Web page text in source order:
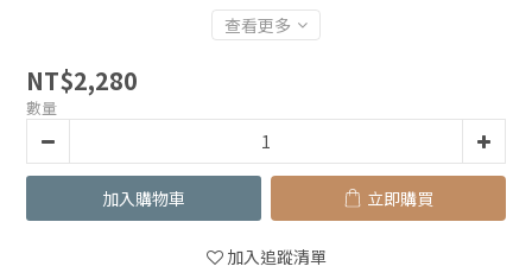
查看更多
NT$2,280
數量
加入購物車 立即購買
加入追蹤清單